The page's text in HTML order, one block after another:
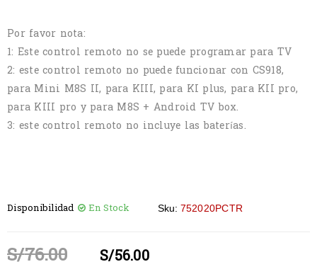
Por favor nota:
1: Este control remoto no se puede programar para TV
2: este control remoto no puede funcionar con CS918,
para Mini M8S II, para KIII, para KI plus, para KII pro,
para KIII pro y para M8S + Android TV box.
3: este control remoto no incluye las baterías.
Disponibilidad En Stock Sku: 752020PCTR
S/76.00 S/56.00